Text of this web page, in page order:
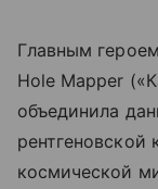
Главным
Hole Mapper
объединила
рентгеновской
космической